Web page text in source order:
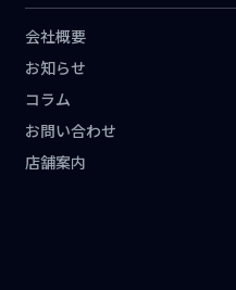
会社概要
お知らせ
コラム
お問い合わせ
店舗案内